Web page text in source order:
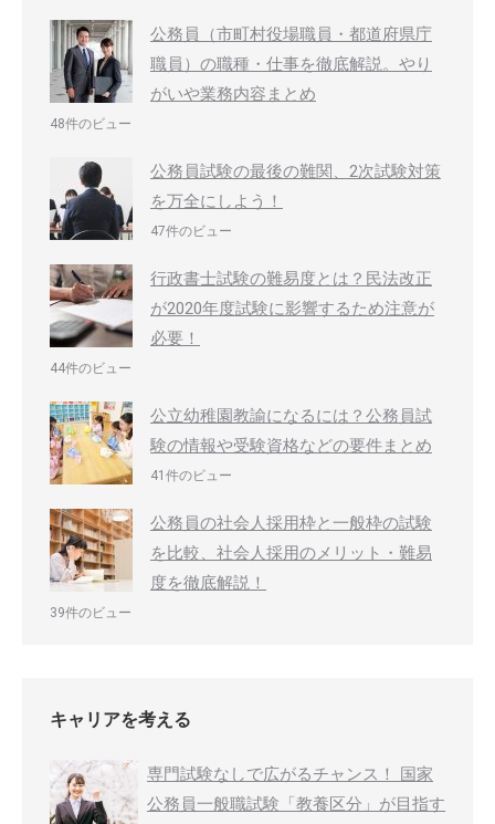
公務員（市町村役場職員・都道府県庁
職員）の職種・仕事を徹底解説。やり
がいや業務内容まとめ
48件のビュー
公務員試験の最後の難関、2次試験対策
を万全にしよう！
47件のビュー
行政書士試験の難易度とは？民法改正
が2020年度試験に影響するため注意が
必要！
44件のビュー
公立幼稚園教諭になるには？公務員試
験の情報や受験資格などの要件まとめ
41件のビュー
公務員の社会人採用枠と一般枠の試験
を比較、社会人採用のメリット・難易
度を徹底解説！
39件のビュー
キャリアを考える
専門試験なしで広がるチャンス！ 国家
公務員一般職試験「教養区分」が目指す